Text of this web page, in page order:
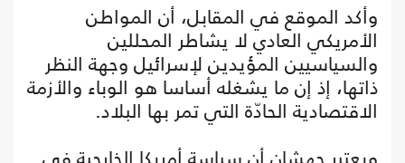
وأكد الموقع في المقابل، أن المواطن
الأمريكي العادي لا يشاطر المحللين
والسياسيين المؤيدين لإسرائيل وجهة النظر
ذاتها، إذ إن ما يشغله أساسا هو الوباء والأزمة
الاقتصادية الحادّة التي تمر بها البلاد.